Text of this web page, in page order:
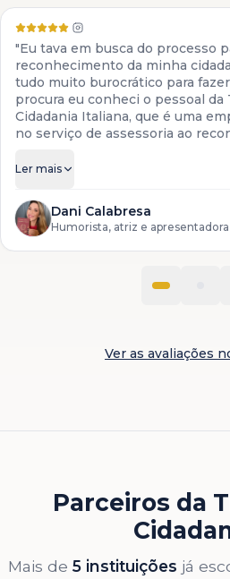
"Eu tava em busca do processo
reconhecimento da minha
tudo muito burocrático para
procura eu conheci o pessoal da
Cidadania Italiana, que é uma
no serviço de assessoria ao
os serviços para descendentes
do processo lá na Itália."
Ler mais
Dani Calabresa
Humorista, atriz e apresentadora
Ver as avaliações
Parceiros da
Mais de 5 instituições já